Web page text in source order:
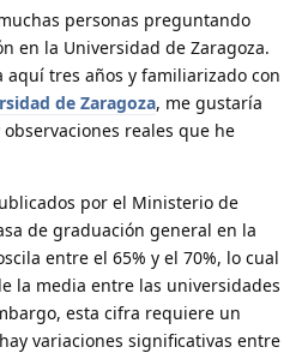
personas preguntando
en la Universidad de Zaragoza.
aquí tres años y familiarizado con
de Zaragoza, me gustaría
reales que he
por el Ministerio de
de graduación general en la
entre el 65% y el 70%, lo cual
la media entre las universidades
esta cifra requiere un
variaciones significativas entre